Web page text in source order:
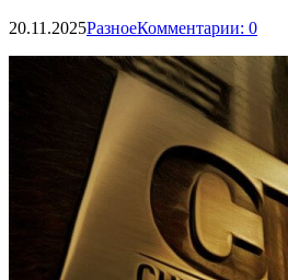
20.11.2025РазноеКомментарии: 0